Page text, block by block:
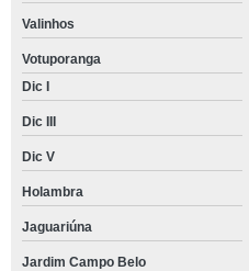
Valinhos
Votuporanga
Dic I
Dic III
Dic V
Holambra
Jaguariúna
Jardim Campo Belo